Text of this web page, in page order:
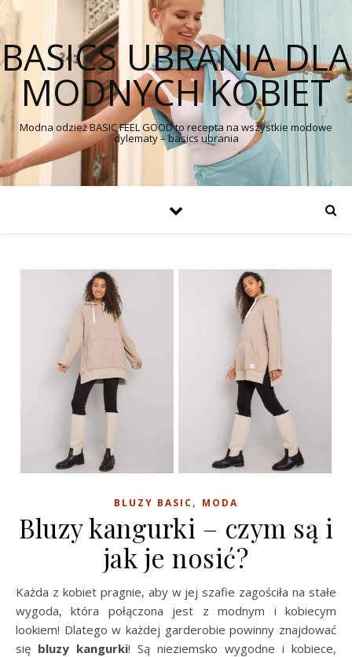
BASICS UBRANIA DLA
MODNYCH KOBIET
Modna odzież BASIC FEEL GOOD to recepta na wszystkie modowe
dylematy – basics ubrania
BLUZY BASIC, MODA
Bluzy kangurki – czym są i
jak je nosić?
Każda z kobiet pragnie, aby w jej szafie zagościła na stałe
wygoda, która połączona jest z modnym i kobiecym
lookiem! Dlatego w każdej garderobie powinny znajdować
się bluzy kangurki! Są nieziemsko wygodne i kobiece,